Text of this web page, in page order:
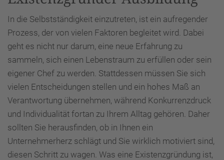
In die Selbstständigkeit einzutreten, ist ein aufregender
Prozess, der von vielen Faktoren begleitet wird. Dabei
geht es nicht nur darum, eine neue Erfahrung zu
sammeln, sich einen Lebenstraum zu erfüllen oder sein
eigener Chef zu werden. Stattdessen müssen Sie sich
vielen Entscheidungen stellen und ein hohes Maß an
Verantwortung übernehmen, während Konkurrenzdruck
und Individualität fortan zu Ihrem Alltag gehören. Daher
sollten Sie herausfinden, ob in Ihnen ein
Unternehmerherz schlägt und Sie wirklich motiviert sind,
diesen Schritt zu wagen. Was eine Existenzgründung ist,